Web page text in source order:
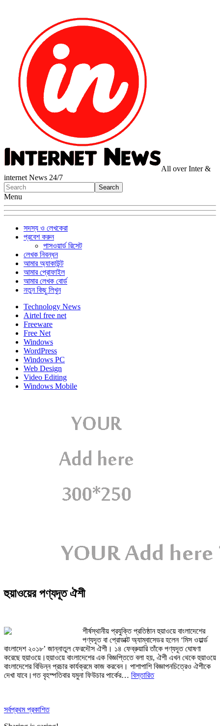
All over Inter &
internet News 24/7
Menu
সদস্য ও লেখকেরা
প্রবেশ করুন
পাসওয়ার্ড রিসেট
লেখক নিবন্ধন
আমার অ্যাকাউন্ট
আমার প্রোফাইল
আমার লেখক বোর্ড
নতুন কিছু লিখুন
Technology News
Airtel free net
Freeware
Free Net
Windows
WordPress
Windows PC
Web Design
Video Editing
Windows Mobile
হুয়াওয়ের পণ্যদূত ঐশী
শীর্ষস্থানীয় প্রযুক্তি প্রতিষ্ঠান হুয়াওয়ে বাংলাদেশের
পণ্যদূত বা প্রোডাক্ট অ্যাম্বাসেডর হলেন ‘মিস ওয়ার্ল্ড
বাংলাদেশ ২০১৮’ জান্নাতুল ফেরদৌস ঐশী। ১৪ ফেব্রুয়ারি তাঁকে পণ্যদূত ঘোষণা
করেছে হুয়াওয়ে।হুয়াওয়ে বাংলাদেশের এক বিজ্ঞপ্তিতে বলা হয়, ঐশী এখন থেকে হুয়াওয়ে
বাংলাদেশের বিভিন্ন প্রচার কার্যক্রমে কাজ করবেন। পাশাপাশি বিজ্ঞাপনচিত্রেও ঐশীকে
দেখা যাবে।গত বৃহস্পতিবার যমুনা ফিউচার পার্কের… বিস্তারিত
সর্বপ্রথম প্রকাশিত